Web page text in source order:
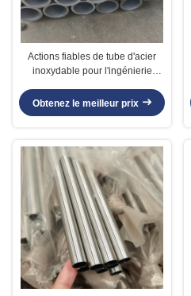
Actions fiables de tube d'acier
inoxydable pour l'ingénierie
pétrochimique
Obtenez le meilleur prix